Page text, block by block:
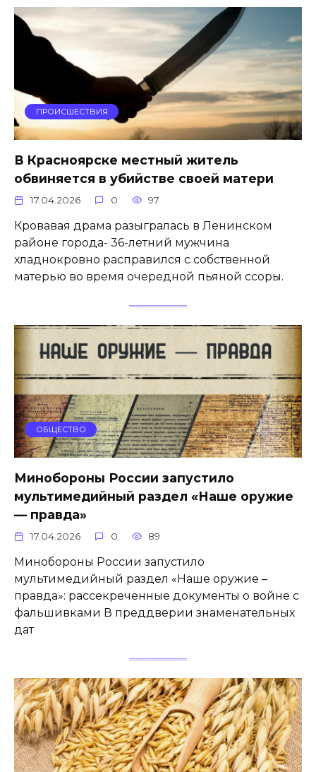
ПРОИСШЕСТВИЯ
В Красноярске местный житель
обвиняется в убийстве своей матери
17.04.2026 0 97
Кровавая драма разыгралась в Ленинском
районе города- 36-летний мужчина
хладнокровно расправился с собственной
матерью во время очередной пьяной ссоры.
ОБЩЕСТВО
Минобороны России запустило
мультимедийный раздел «Наше оружие
— правда»
17.04.2026 0 89
Минобороны России запустило
мультимедийный раздел «Наше оружие –
правда»: рассекреченные документы о войне с
фальшивками В преддверии знаменательных
дат